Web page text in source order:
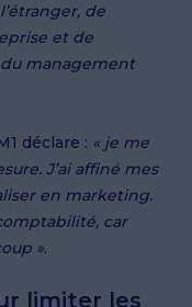
de
et de
management
déclare : « je me
J’ai affiné mes
en marketing.
car
».
limiter les